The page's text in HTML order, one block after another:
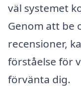
väl systemet
Genom att be
recensioner,
förståelse för
förvänta dig.